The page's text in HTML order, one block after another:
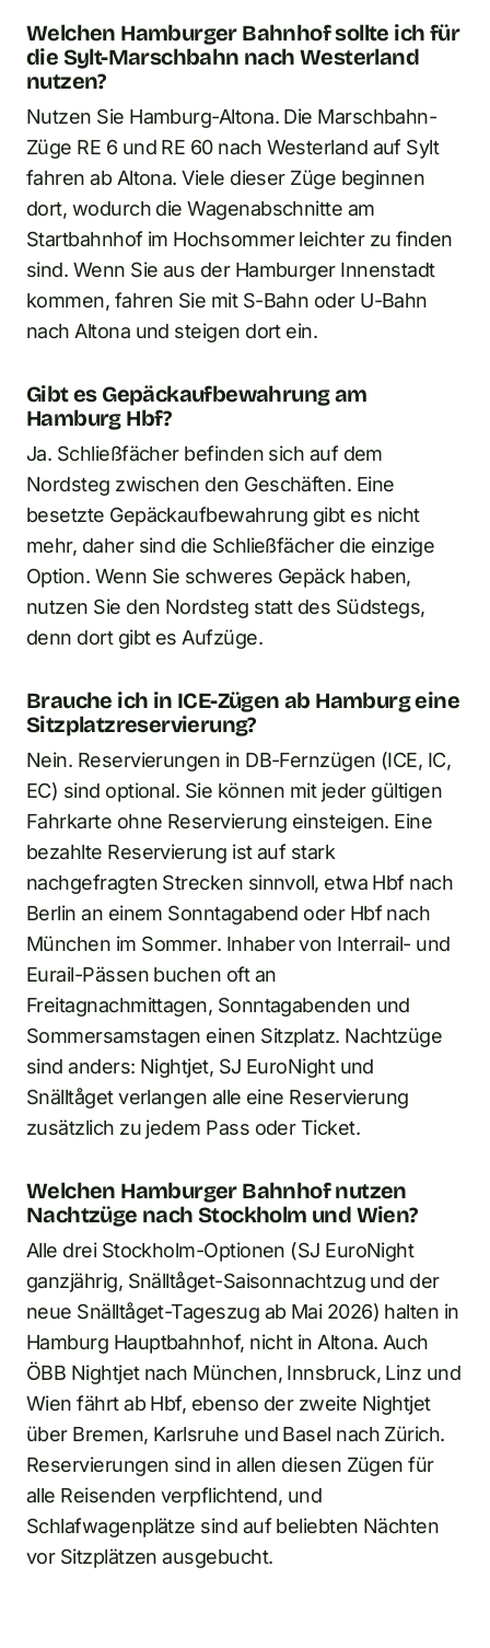
Welchen Hamburger Bahnhof sollte ich für
die Sylt-Marschbahn nach Westerland
nutzen?
Nutzen Sie Hamburg-Altona. Die Marschbahn-
Züge RE 6 und RE 60 nach Westerland auf Sylt
fahren ab Altona. Viele dieser Züge beginnen
dort, wodurch die Wagenabschnitte am
Startbahnhof im Hochsommer leichter zu finden
sind. Wenn Sie aus der Hamburger Innenstadt
kommen, fahren Sie mit S-Bahn oder U-Bahn
nach Altona und steigen dort ein.
Gibt es Gepäckaufbewahrung am
Hamburg Hbf?
Ja. Schließfächer befinden sich auf dem
Nordsteg zwischen den Geschäften. Eine
besetzte Gepäckaufbewahrung gibt es nicht
mehr, daher sind die Schließfächer die einzige
Option. Wenn Sie schweres Gepäck haben,
nutzen Sie den Nordsteg statt des Südstegs,
denn dort gibt es Aufzüge.
Brauche ich in ICE-Zügen ab Hamburg eine
Sitzplatzreservierung?
Nein. Reservierungen in DB-Fernzügen (ICE, IC,
EC) sind optional. Sie können mit jeder gültigen
Fahrkarte ohne Reservierung einsteigen. Eine
bezahlte Reservierung ist auf stark
nachgefragten Strecken sinnvoll, etwa Hbf nach
Berlin an einem Sonntagabend oder Hbf nach
München im Sommer. Inhaber von Interrail- und
Eurail-Pässen buchen oft an
Freitagnachmittagen, Sonntagabenden und
Sommersamstagen einen Sitzplatz. Nachtzüge
sind anders: Nightjet, SJ EuroNight und
Snälltåget verlangen alle eine Reservierung
zusätzlich zu jedem Pass oder Ticket.
Welchen Hamburger Bahnhof nutzen
Nachtzüge nach Stockholm und Wien?
Alle drei Stockholm-Optionen (SJ EuroNight
ganzjährig, Snälltåget-Saisonnachtzug und der
neue Snälltåget-Tageszug ab Mai 2026) halten in
Hamburg Hauptbahnhof, nicht in Altona. Auch
ÖBB Nightjet nach München, Innsbruck, Linz und
Wien fährt ab Hbf, ebenso der zweite Nightjet
über Bremen, Karlsruhe und Basel nach Zürich.
Reservierungen sind in allen diesen Zügen für
alle Reisenden verpflichtend, und
Schlafwagenplätze sind auf beliebten Nächten
vor Sitzplätzen ausgebucht.